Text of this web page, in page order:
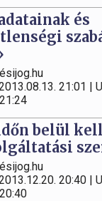
és
21:01 |
belül
20:40 |